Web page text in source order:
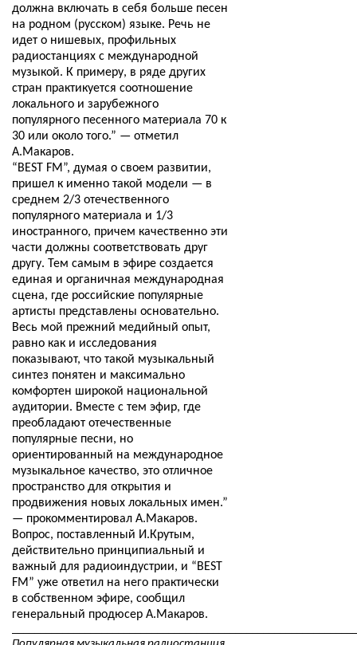
должна включать в себя больше песен
на родном (русском) языке. Речь не
идет о нишевых, профильных
радиостанциях с международной
музыкой. К примеру, в ряде других
стран практикуется соотношение
локального и зарубежного
популярного песенного материала 70 к
30 или около того.” — отметил
А.Макаров.
“BEST FM”, думая о своем развитии,
пришел к именно такой модели — в
среднем 2/3 отечественного
популярного материала и 1/3
иностранного, причем качественно эти
части должны соответствовать друг
другу. Тем самым в эфире создается
единая и органичная международная
сцена, где российские популярные
артисты представлены основательно.
Весь мой прежний медийный опыт,
равно как и исследования
показывают, что такой музыкальный
синтез понятен и максимально
комфортен широкой национальной
аудитории. Вместе с тем эфир, где
преобладают отечественные
популярные песни, но
ориентированный на международное
музыкальное качество, это отличное
пространство для открытия и
продвижения новых локальных имен.”
— прокомментировал А.Макаров.
Вопрос, поставленный И.Крутым,
действительно принципиальный и
важный для радиоиндустрии, и “BEST
FM” уже ответил на него практически
в собственном эфире, сообщил
генеральный продюсер А.Макаров.